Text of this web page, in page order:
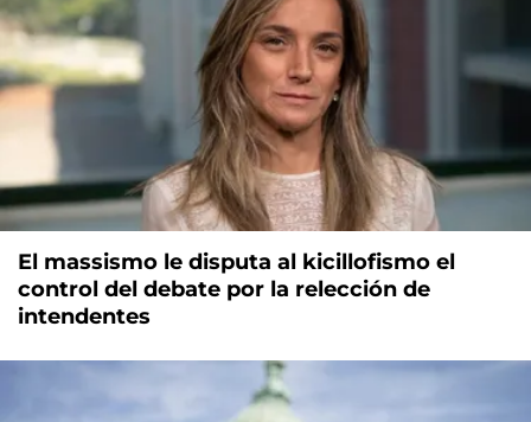
El massismo le disputa al kicillofismo el
control del debate por la relección de
intendentes